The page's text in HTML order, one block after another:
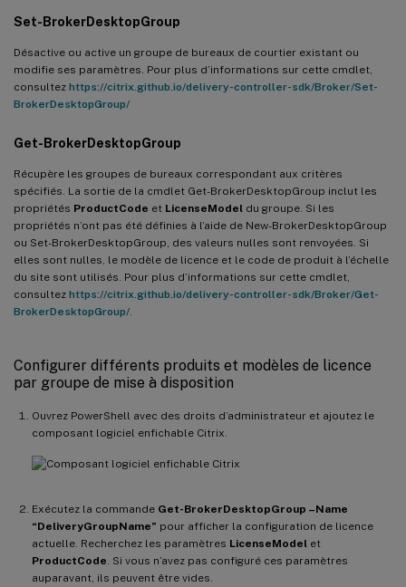
Set-BrokerDesktopGroup
Désactive ou active un groupe de bureaux de courtier existant ou
modifie ses paramètres. Pour plus d’informations sur cette cmdlet,
consultez https://citrix.github.io/delivery-controller-sdk/Broker/Set-
BrokerDesktopGroup/
Get-BrokerDesktopGroup
Récupère les groupes de bureaux correspondant aux critères
spécifiés. La sortie de la cmdlet Get-BrokerDesktopGroup inclut les
propriétés ProductCode et LicenseModel du groupe. Si les
propriétés n’ont pas été définies à l’aide de New-BrokerDesktopGroup
ou Set-BrokerDesktopGroup, des valeurs nulles sont renvoyées. Si
elles sont nulles, le modèle de licence et le code de produit à l’échelle
du site sont utilisés. Pour plus d’informations sur cette cmdlet,
consultez https://citrix.github.io/delivery-controller-sdk/Broker/Get-
BrokerDesktopGroup/
Configurer différents produits et modèles de licence
par groupe de mise à disposition
Ouvrez PowerShell avec des droits d’administrateur et ajoutez le
composant logiciel enfichable Citrix.
Exécutez la commande Get-BrokerDesktopGroup –Name
“DeliveryGroupName” pour afficher la configuration de licence
actuelle. Recherchez les paramètres LicenseModel et
ProductCode . Si vous n’avez pas configuré ces paramètres
auparavant, ils peuvent être vides.